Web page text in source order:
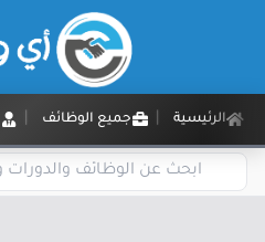
الرئيسية جميع الوظائف